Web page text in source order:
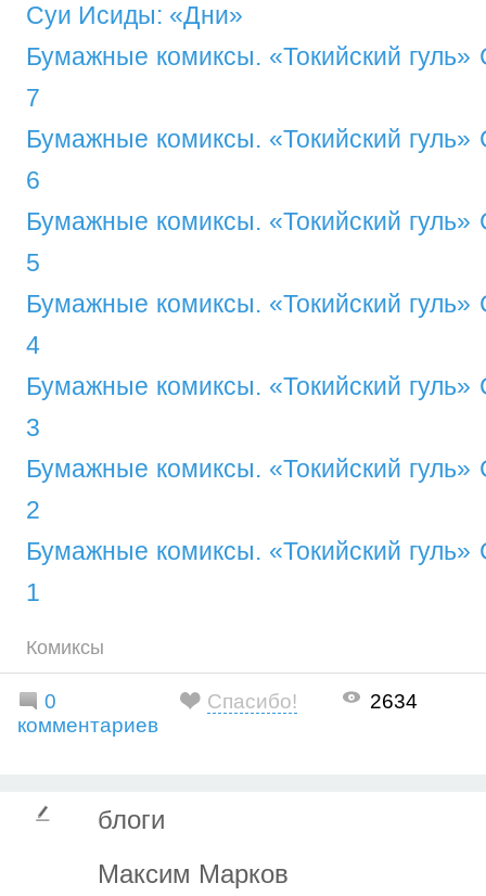
Суи Исиды: «Дни»
Бумажные комиксы. «Токийский
7
Бумажные комиксы. «Токийский
6
Бумажные комиксы. «Токийский
5
Бумажные комиксы. «Токийский
4
Бумажные комиксы. «Токийский
3
Бумажные комиксы. «Токийский
2
Бумажные комиксы. «Токийский
1
Комиксы
0
комментариев
Спасибо! 2634
блоги
Максим Марков